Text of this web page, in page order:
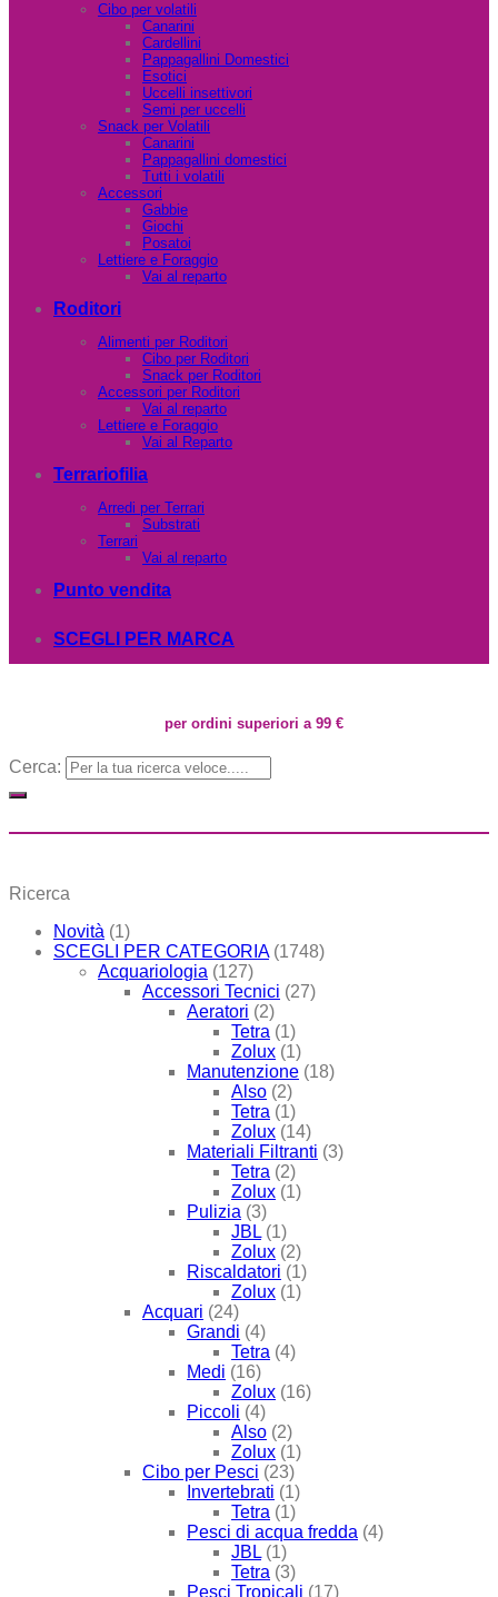
Cibo per volatili
Canarini
Cardellini
Pappagallini Domestici
Esotici
Uccelli insettivori
Semi per uccelli
Snack per Volatili
Canarini
Pappagallini domestici
Tutti i volatili
Accessori
Gabbie
Giochi
Posatoi
Lettiere e Foraggio
Vai al reparto
Roditori
Alimenti per Roditori
Cibo per Roditori
Snack per Roditori
Accessori per Roditori
Vai al reparto
Lettiere e Foraggio
Vai al Reparto
Terrariofilia
Arredi per Terrari
Substrati
Terrari
Vai al reparto
Punto vendita
SCEGLI PER MARCA
per ordini superiori a 99 €
Cerca:
Ricerca
Novità (1)
SCEGLI PER CATEGORIA (1748)
Acquariologia (127)
Accessori Tecnici (27)
Aeratori (2)
Tetra (1)
Zolux (1)
Manutenzione (18)
Also (2)
Tetra (1)
Zolux (14)
Materiali Filtranti (3)
Tetra (2)
Zolux (1)
Pulizia (3)
JBL (1)
Zolux (2)
Riscaldatori (1)
Zolux (1)
Acquari (24)
Grandi (4)
Tetra (4)
Medi (16)
Zolux (16)
Piccoli (4)
Also (2)
Zolux (1)
Cibo per Pesci (23)
Invertebrati (1)
Tetra (1)
Pesci di acqua fredda (4)
JBL (1)
Tetra (3)
Pesci Tropicali (17)